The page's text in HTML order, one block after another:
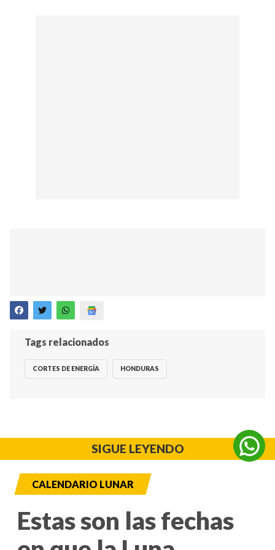
Tags relacionados
CORTES DE ENERGÍA HONDURAS
SIGUE LEYENDO
CALENDARIO LUNAR
Estas son las fechas